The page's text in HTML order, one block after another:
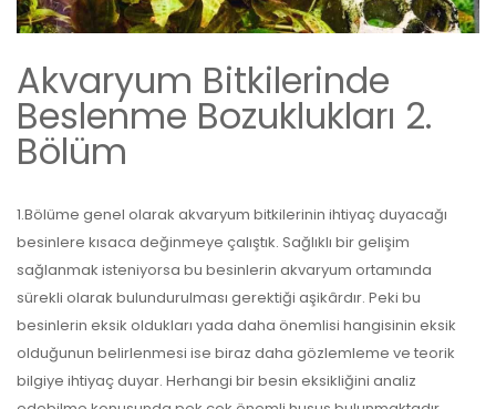
Akvaryum Bitkilerinde
Beslenme Bozuklukları 2.
Bölüm
1.Bölüme genel olarak akvaryum bitkilerinin ihtiyaç duyacağı
besinlere kısaca değinmeye çalıştık. Sağlıklı bir gelişim
sağlanmak isteniyorsa bu besinlerin akvaryum ortamında
sürekli olarak bulundurulması gerektiği aşikârdır. Peki bu
besinlerin eksik oldukları yada daha önemlisi hangisinin eksik
olduğunun belirlenmesi ise biraz daha gözlemleme ve teorik
bilgiye ihtiyaç duyar. Herhangi bir besin eksikliğini analiz